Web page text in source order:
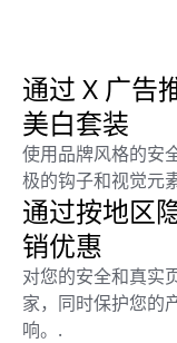
通过 X 广告
美白套装
使用品牌风格的安
极的钩子和视觉元
通过按地区
销优惠
对您的安全和真实
家，同时保护您的
响。.